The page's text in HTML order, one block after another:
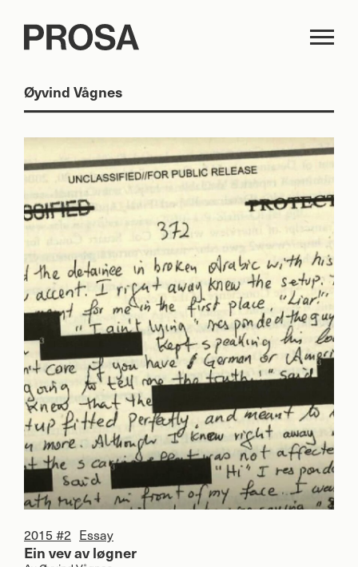
Øyvind Vågnes
2015 #2 Essay
Ein vev av løgner